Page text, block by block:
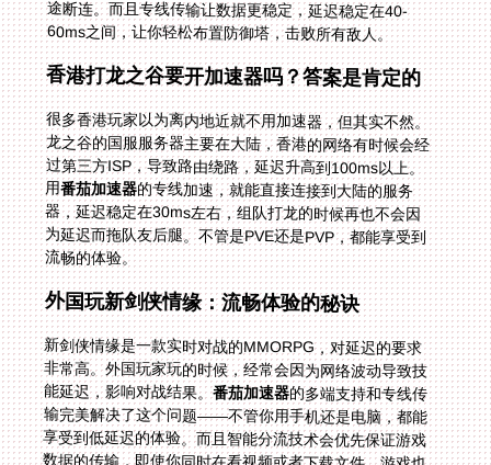
60ms之间，让你轻松布置防御塔，击败所有敌人。
香港打龙之谷要开加速器吗？答案是肯定的
很多香港玩家以为离内地近就不用加速器，但其实不然。
龙之谷的国服服务器主要在大陆，香港的网络有时候会经
过第三方ISP，导致路由绕路，延迟升高到100ms以上。
用番茄加速器的专线加速，就能直接连接到大陆的服务
器，延迟稳定在30ms左右，组队打龙的时候再也不会因
为延迟而拖队友后腿。不管是PVE还是PVP，都能享受到
流畅的体验。
外国玩新剑侠情缘：流畅体验的秘诀
新剑侠情缘是一款实时对战的MMORPG，对延迟的要求
非常高。外国玩家玩的时候，经常会因为网络波动导致技
能延迟，影响对战结果。番茄加速器的多端支持和专线传
输完美解决了这个问题——不管你用手机还是电脑，都能
享受到低延迟的体验。而且智能分流技术会优先保证游戏
数据的传输，即使你同时在看视频或者下载文件，游戏也
不会卡顿。实时对战的时候，技能释放即时，让你轻松击